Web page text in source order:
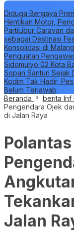
Berita Terbaru
Diduga Bergaya
Hentikan Motor,
PartiLibur Caravan
sebagai Destinasi
Konsolidasi di
Penguatan
Sidomulyo 02 Kota
Sopan Santun Sejak
Kodim Tak Hadir,
Belum Terjawab
Beranda
berita Inf
Pengendara Ojek
di Jalan Raya
Jalan